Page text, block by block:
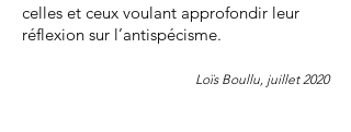
celles et ceux voulant approfondir leur
réflexion sur l’antispécisme.
Loïs Boullu, juillet 2020